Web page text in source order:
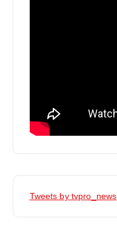
Tweets by tvpro_news